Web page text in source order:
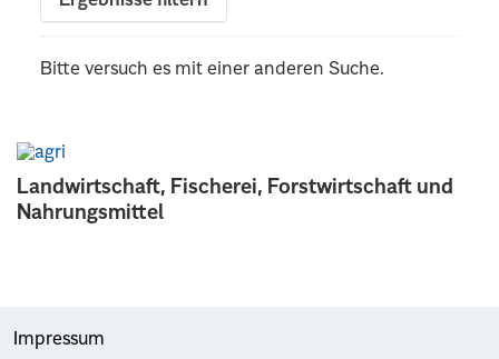
Landwirtschaft, Fischerei, Forstwirtschaft und
Nahrungsmittel
Bitte versuch es mit einer anderen Suche.
Impressum